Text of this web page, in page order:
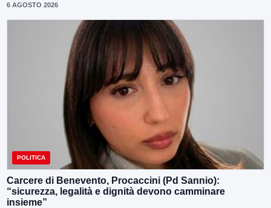
6 AGOSTO 2026
POLITICA
Carcere di Benevento, Procaccini (Pd Sannio):
“sicurezza, legalità e dignità devono camminare
insieme”